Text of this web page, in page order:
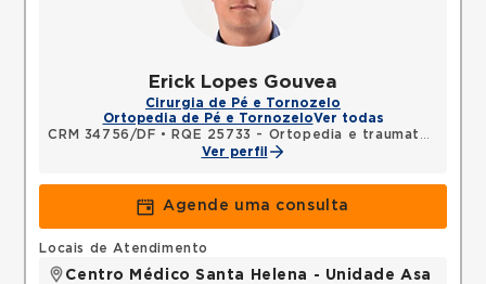
Erick Lopes Gouvea
Cirurgia de Pé e Tornozelo
Ortopedia de Pé e TornozeloVer todas
CRM 34756/DF •
RQE 25733 - Ortopedia e traumatologia
Ver perfil
Agende uma consulta
Locais de Atendimento
Centro Médico Santa Helena - Unidade Asa